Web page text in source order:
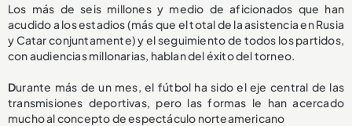
Los más de seis millones y medio de aficionados que han
acudido a los estadios (más que el total de la asistencia en Rusia
y Catar conjuntamente) y el seguimiento de todos los partidos,
con audiencias millonarias, hablan del éxito del torneo.
Durante más de un mes, el fútbol ha sido el eje central de las
transmisiones deportivas, pero las formas le han acercado
mucho al concepto de espectáculo norteamericano